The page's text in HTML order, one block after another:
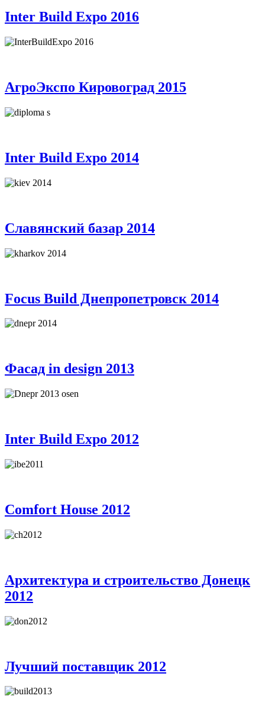
Inter Build Expo 2016
АгроЭкспо Кировоград 2015
Inter Build Expo 2014
Славянский базар 2014
Focus Build Днепропетровск 2014
Фасад in design 2013
Inter Build Expo 2012
Comfort House 2012
Архитектура и строительство Донецк
2012
Лучший поставщик 2012